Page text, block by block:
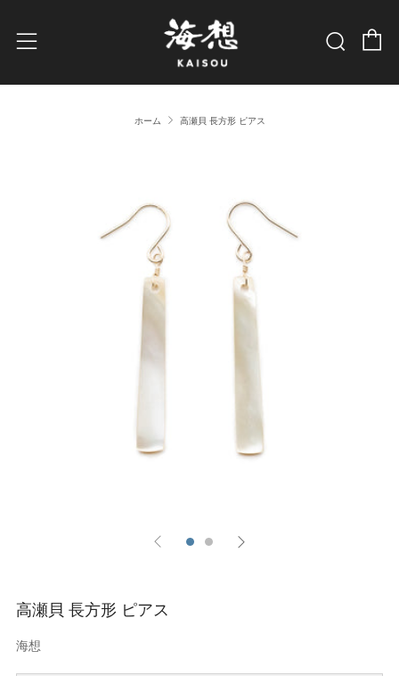
メニュー 検索
ホーム 高瀬貝 長方形 ピアス
高瀬貝 長方形 ピアス
海想